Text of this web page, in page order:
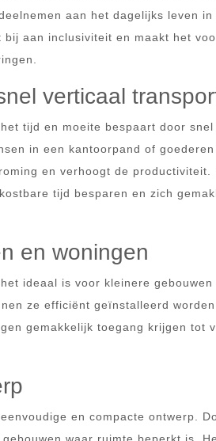
aan het dagelijks leven
aan inclusiviteit en maakt het
verticaal
tijd en moeite bespaart door
in een kantoorpand of
en verhoogt de productiviteit.
tijd besparen en zich
en woningen
ideaal is voor kleinere
ze efficiënt geïnstalleerd
gemakkelijk toegang krijgen tot
en compacte ontwerp.